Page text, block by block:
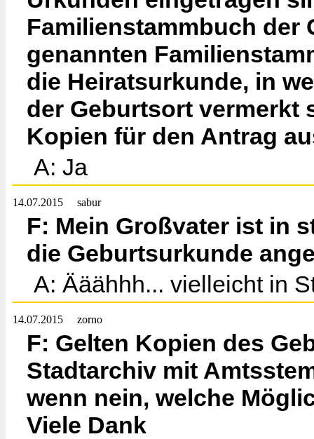
Familienstammbuch der
genannten
die Heiratsurkunde, in
der Geburtsort vermerkt
Kopien für den Antrag
A: Ja
14.07.2015 sabur
F: Mein Großvater ist in
die Geburtsurkunde
A: Ääähhh... vielleicht in
14.07.2015 zorno
F: Gelten Kopien des
Stadtarchiv mit
wenn nein, welche
Viele Dank